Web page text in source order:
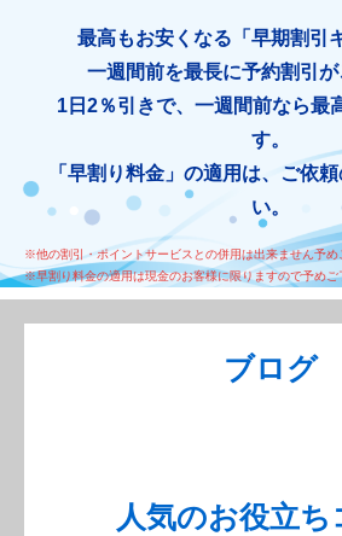
最高もお安くなる「早期割引
一週間前を最長に予約割引が
1日2％引きで、一週間前なら最
す。
「早割り料金」の適用は、ご依
い。
※他の割引・ポイントサービスとの併用は出来ません予め
※早割り料金の適用は現金のお客様に限りますので予めご
ブログ
人気のお役立ち